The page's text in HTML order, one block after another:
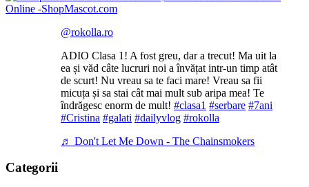
@rokolla.ro
ADIO Clasa 1! A fost greu, dar a trecut! Ma uit la
ea și văd câte lucruri noi a învățat intr-un timp atât
de scurt! Nu vreau sa te faci mare! Vreau sa fii
micuța și sa stai cât mai mult sub aripa mea! Te
îndrăgesc enorm de mult! #clasa1 #serbare #7ani
#Cristina #galati #dailyvlog #rokolla
♬ Don't Let Me Down - The Chainsmokers
Categorii